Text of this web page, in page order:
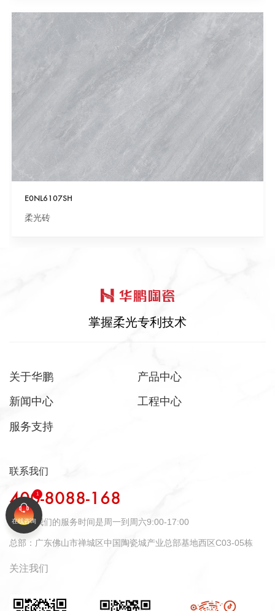
E0NL6107SH
柔光砖
掌握柔光专利技术
关于华鹏 产品中心
新闻中心 工程中心
服务支持
联系我们
400-8088-168
时间：我们的服务时间是周一到周六9:00-17:00
总部： 广东佛山市禅城区中国陶瓷城产业总部基地西区C03-05栋
关注我们
在线咨询